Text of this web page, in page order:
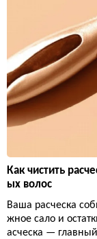
Как чистить
ых волос
Ваша расческа
жное сало и
асческа —